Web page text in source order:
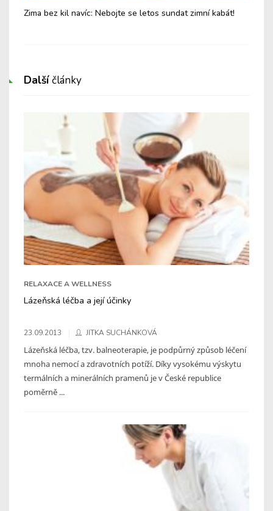
Zima bez kil navíc: Nebojte se letos sundat zimní kabát!
Dalšíčlánky
RELAXACE A WELLNESS
Lázeňská léčba a její účinky
23.09.2013 JITKA SUCHÁNKOVÁ
Lázeňská léčba, tzv. balneoterapie, je podpůrný způsob léčení
mnoha nemocí a zdravotních potíží. Díky vysokému výskytu
termálních a minerálních pramenů je v České republice
poměrně ...